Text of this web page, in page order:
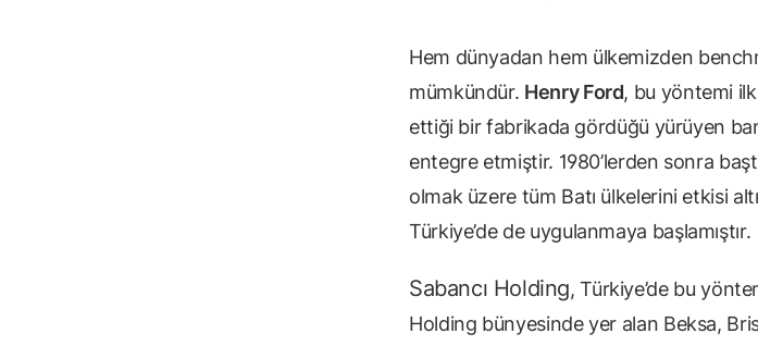
Hem dünyadan hem ülkemizden
mümkündür. Henry Ford, bu yöntemi
ettiği bir fabrikada gördüğü yürüyen
entegre etmiştir. 1980’lerden sonra
olmak üzere tüm Batı ülkelerini etkisi
Türkiye’de de uygulanmaya başlamıştır.
Sabancı Holding, Türkiye’de bu
Holding bünyesinde yer alan Beksa,